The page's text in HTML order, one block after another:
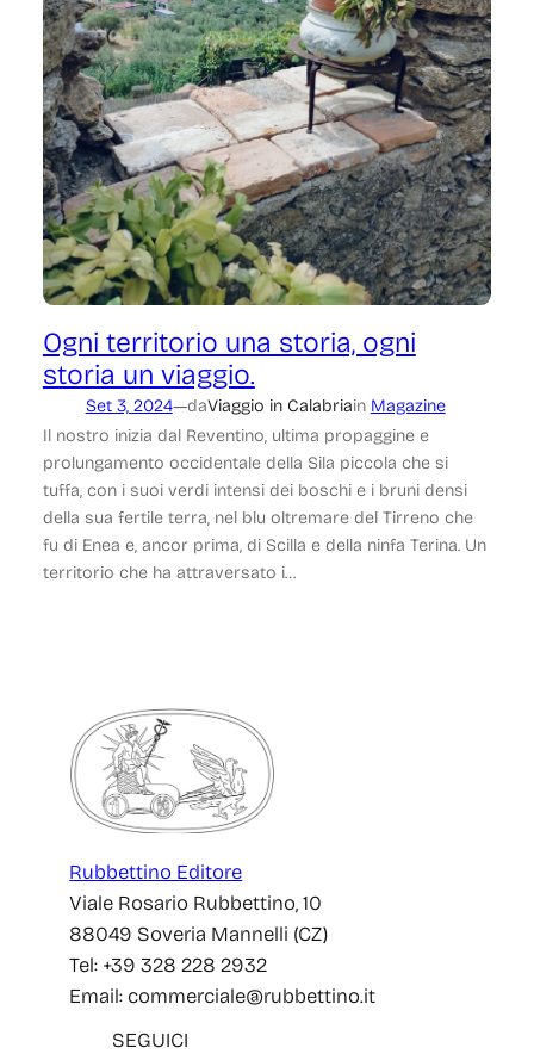
Ogni territorio una storia, ogni
storia un viaggio.
Set 3, 2024—daViaggio in Calabriain Magazine
Il nostro inizia dal Reventino, ultima propaggine e
prolungamento occidentale della Sila piccola che si
tuffa, con i suoi verdi intensi dei boschi e i bruni densi
della sua fertile terra, nel blu oltremare del Tirreno che
fu di Enea e, ancor prima, di Scilla e della ninfa Terina. Un
territorio che ha attraversato i…
Rubbettino Editore
Viale Rosario Rubbettino, 10
88049 Soveria Mannelli (CZ)
Tel: +39 328 228 2932
Email: commerciale@rubbettino.it
SEGUICI